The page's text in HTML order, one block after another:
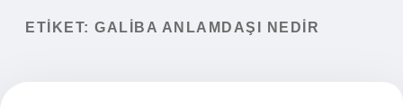
Yasal Uyarı
ETIKET: GALIBA ANLAMDAŞI NEDIR